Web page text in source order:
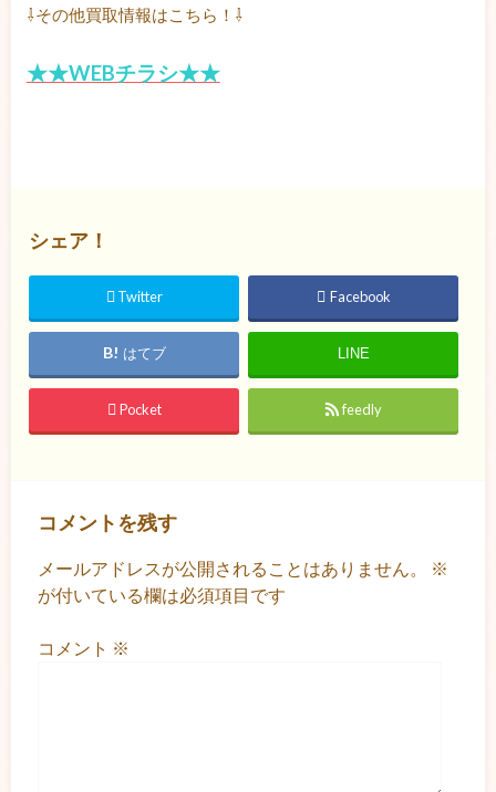
⇩その他買取情報はこちら！⇩
★★WEBチラシ★★
シェア！
Twitter Facebook
はてブ LINE
Pocket feedly
コメントを残す
メールアドレスが公開されることはありません。
※
が付いている欄は必須項目です
コメント ※